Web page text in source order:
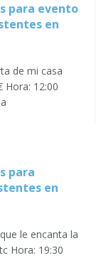
para evento
en
de mi casa
Hora: 12:00
para
en
le encanta la
Hora: 19:30